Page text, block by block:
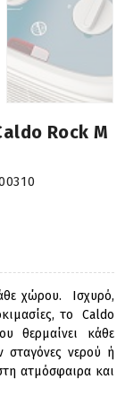
Rock M
χώρου. Ισχυρό,
το Caldo
θερμαίνει κάθε
σταγόνες νερού ή
ατμόσφαιρα και